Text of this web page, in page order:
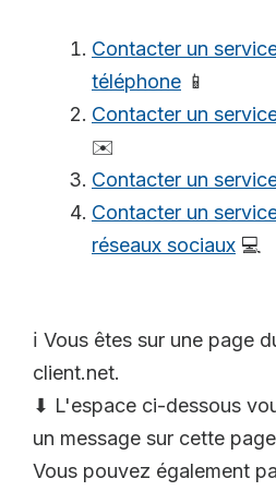
Contacter un
téléphone 📱
Contacter un
✉️
Contacter un
Contacter un
réseaux sociaux 💻
ℹ️ Vous êtes sur une page
client.net.
⬇ L'espace ci-dessous
un message sur cette
Vous pouvez également